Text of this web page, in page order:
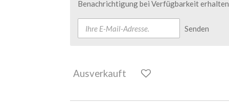
Benachrichtigung bei Verfügbarkeit
Senden
Ausverkauft